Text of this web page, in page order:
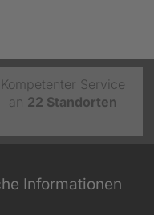
Kompetenter Service
an 22 Standorten
Informationen